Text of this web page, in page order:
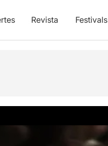
Revista Festivals